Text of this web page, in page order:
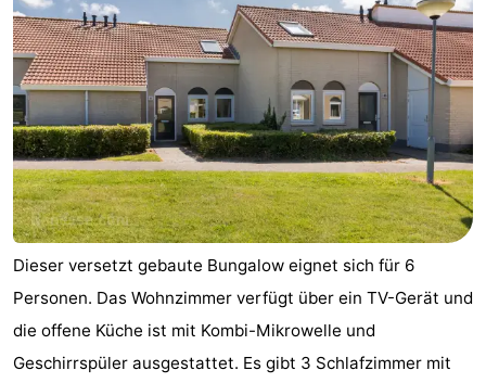
Dieser versetzt gebaute Bungalow eignet sich für 6
Personen. Das Wohnzimmer verfügt über ein TV-Gerät und
die offene Küche ist mit Kombi-Mikrowelle und
Geschirrspüler ausgestattet. Es gibt 3 Schlafzimmer mit